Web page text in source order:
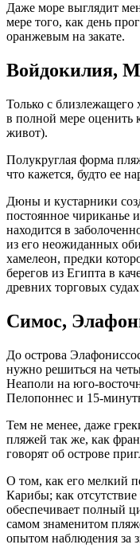
Даже море выглядит
мере того, как день
оранжевым на закате.
Войдокилия,
Только с близлежащего
в полной мере оценить
живот).
Полукруглая форма
что кажется, будто ее
Дюны и кустарники
постоянное чириканье
находится в
из его неожиданных
хамелеон, предки
берегов из Египта в
древних торговых
Симос,
До острова
нужно решиться на
Неаполи на юго-
Пелопоннес и 15-
Тем не менее, даже
пляжей так же, как
говорят об острове
О том, как его мелкий
Карибы; как
обеспечивает полный
самом знаменитом
опытом наблюдения за